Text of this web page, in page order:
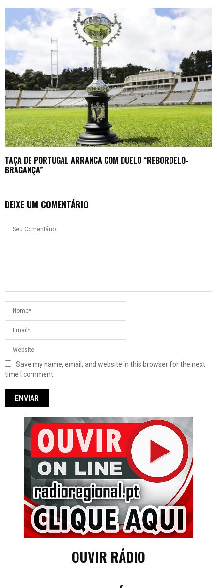
TAÇA DE PORTUGAL ARRANCA COM DUELO “REBORDELO-
BRAGANÇA”
DEIXE UM COMENTÁRIO
Save my name, email, and website in this browser for the next
time I comment.
OUVIR RÁDIO